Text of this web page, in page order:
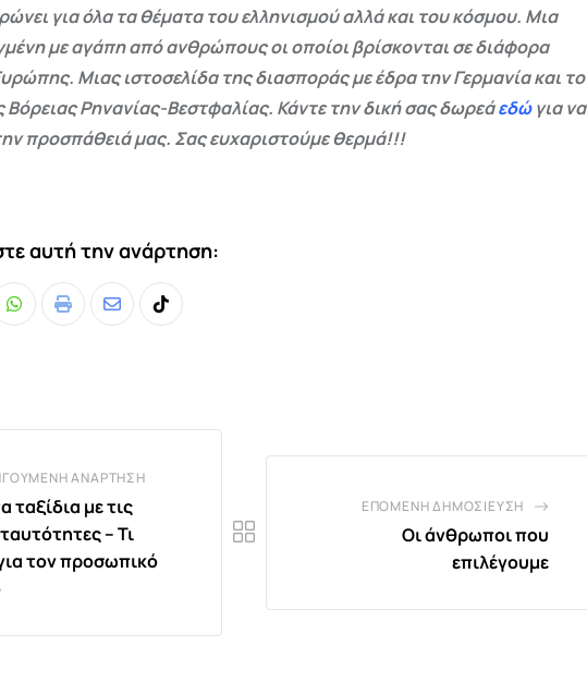
για όλα τα θέματα του ελληνισμού αλλά και του κόσμου. Μια
με αγάπη από ανθρώπους οι οποίοι βρίσκονται σε διάφορα
Μιας ιστοσελίδα της διασποράς με έδρα την Γερμανία και το
Βόρειας Ρηνανίας-Βεστφαλίας. Κάντε την δική σας δωρεάεδώγια να
προσπάθειά μας. Σας ευχαριστούμε θερμά!!!
αυτή την ανάρτηση:
Whatsapp
Print
ShareTiktok
ΑΝΆΡΤΗΣΗ
ταξίδια με τις
– Τι
τον προσωπικό
ΕΠΌΜΕΝΗ ΔΗΜΟΣΊΕΥΣΗ
Οι άνθρωποι που
επιλέγουμε